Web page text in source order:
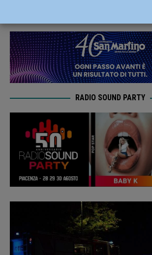
RADIO SOUND PARTY